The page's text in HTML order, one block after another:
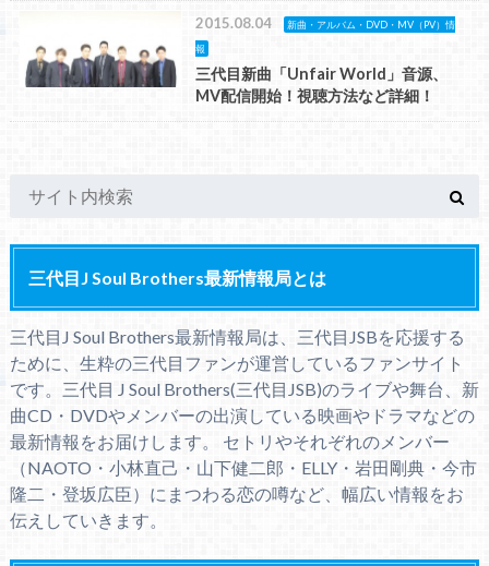
2015.08.04
新曲・アルバム・DVD・MV（PV）情
報
三代目新曲「Unfair World」音源、
MV配信開始！視聴方法など詳細！
三代目J Soul Brothers最新情報局とは
三代目J Soul Brothers最新情報局は、三代目JSBを応援する
ために、生粋の三代目ファンが運営しているファンサイト
です。三代目 J Soul Brothers(三代目JSB)のライブや舞台、新
曲CD・DVDやメンバーの出演している映画やドラマなどの
最新情報をお届けします。 セトリやそれぞれのメンバー
（NAOTO・小林直己・山下健二郎・ELLY・岩田剛典・今市
隆二・登坂広臣）にまつわる恋の噂など、幅広い情報をお
伝えしていきます。